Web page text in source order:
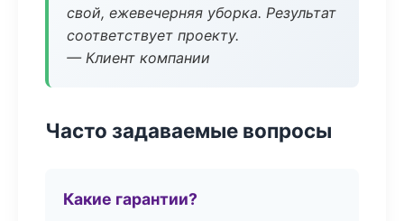
свой, ежевечерняя уборка. Результат
соответствует проекту.
— Клиент компании
Часто задаваемые вопросы
Какие гарантии?